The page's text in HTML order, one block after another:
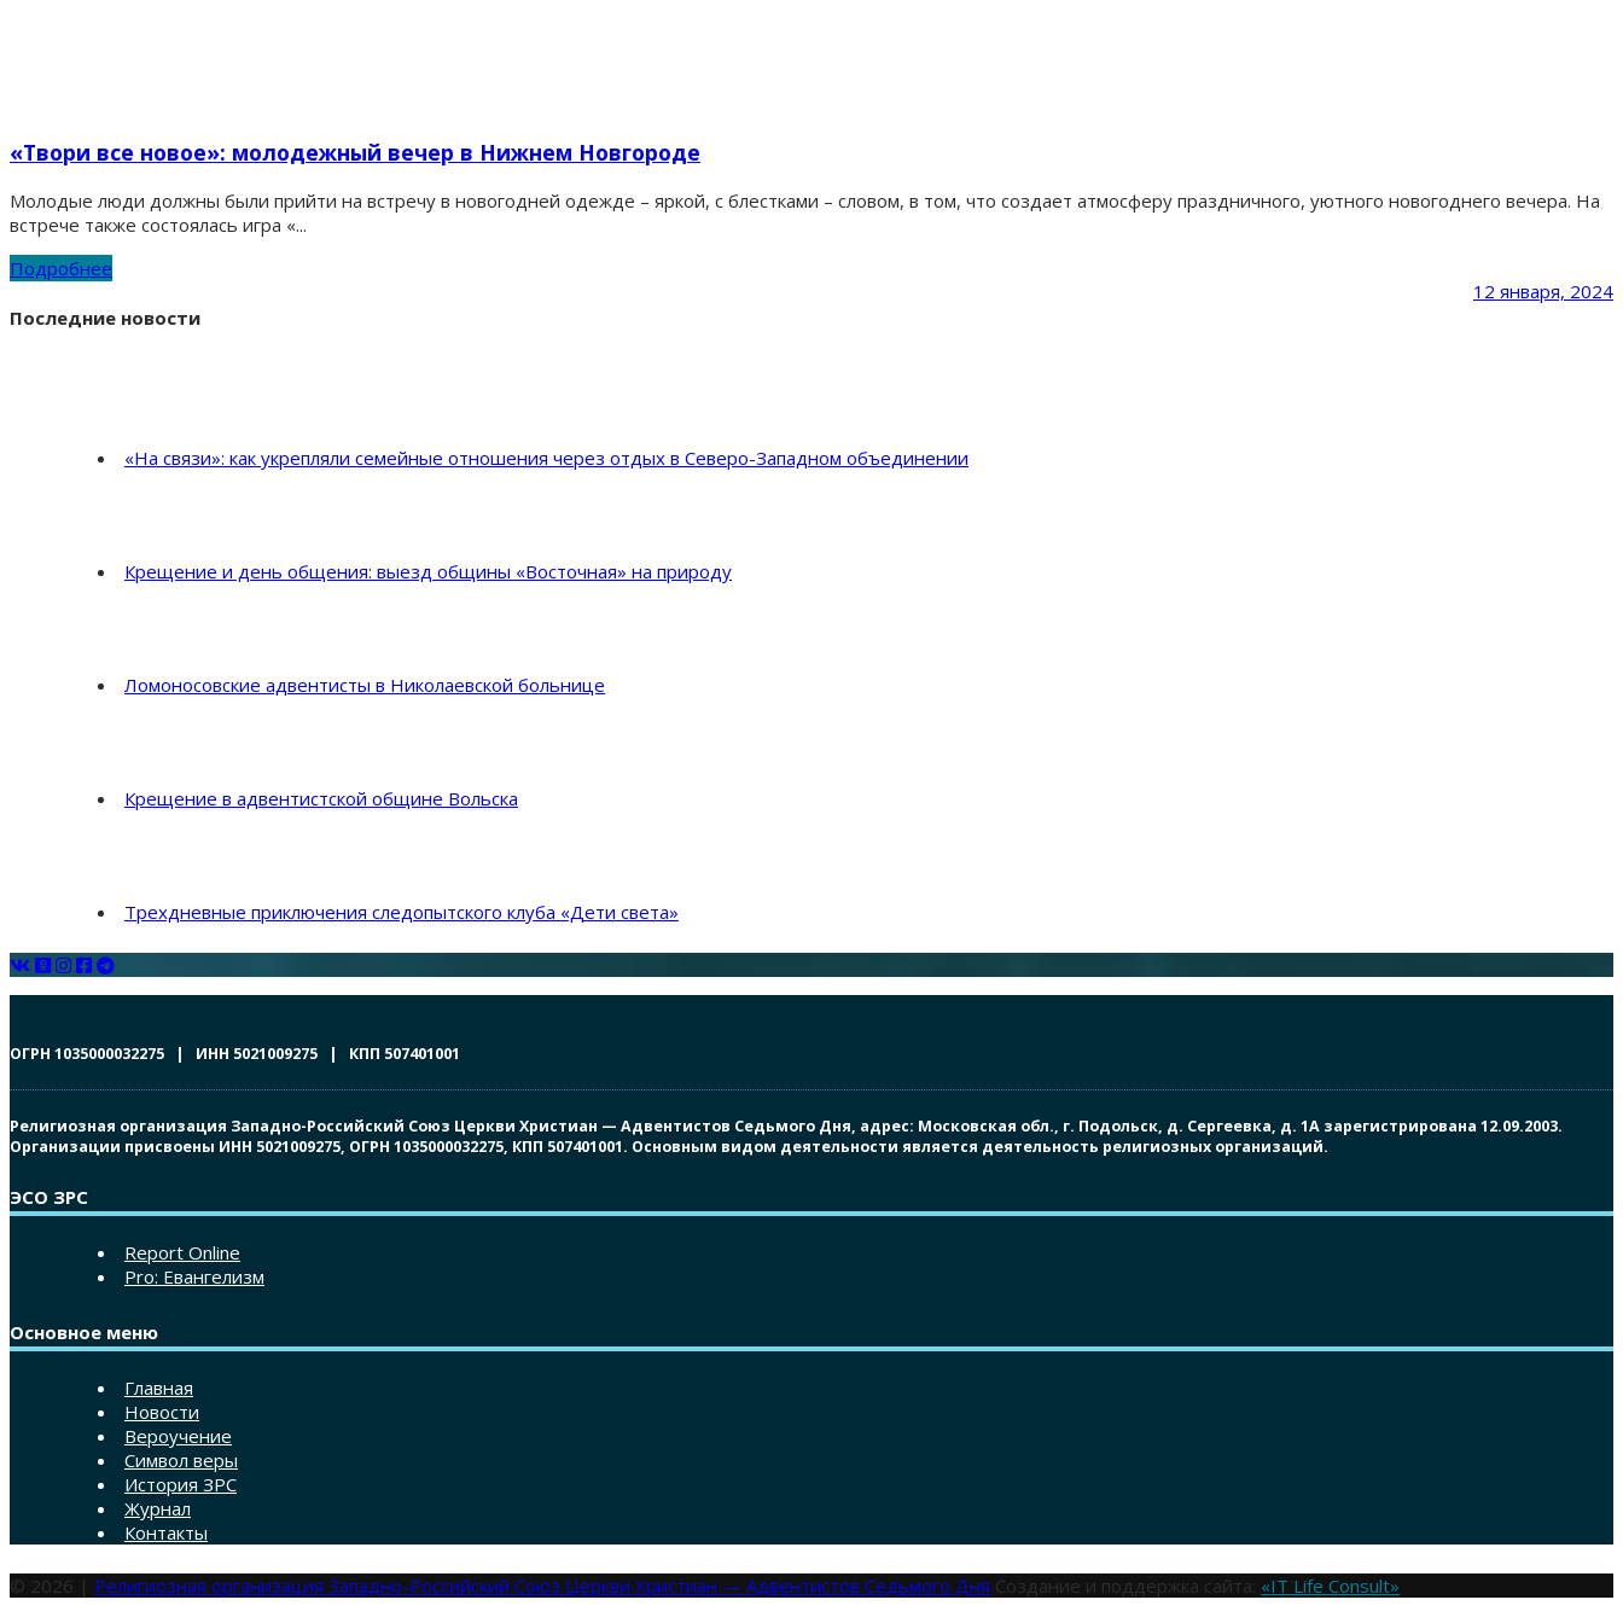
«Твори все новое»: молодежный вечер в Нижнем Новгороде
Молодые люди должны были прийти на встречу в новогодней одежде – яркой, с блестками – словом, в том, что создает атмосферу праздничного, уютного новогоднего вечера. На
встрече также состоялась игра «...
Подробнее
12 января, 2024
Последние новости
«На связи»: как укрепляли семейные отношения через отдых в Северо-Западном объединении
Крещение и день общения: выезд общины «Восточная» на природу
Ломоносовские адвентисты в Николаевской больнице
Крещение в адвентистской общине Вольска
Трехдневные приключения следопытского клуба «Дети света»
ОГРН 1035000032275 | ИНН 5021009275 | КПП 507401001
Религиозная организация Западно-Российский Союз Церкви Христиан — Адвентистов Седьмого Дня, адрес: Московская обл., г. Подольск, д. Сергеевка, д. 1А зарегистрирована 12.09.2003.
Организации присвоены ИНН 5021009275, ОГРН 1035000032275, КПП 507401001. Основным видом деятельности является деятельность религиозных организаций.
ЭСО ЗРС
Report Online
Pro: Евангелизм
Основное меню
Главная
Новости
Вероучение
Символ веры
История ЗРС
Журнал
Контакты
© 2026 | Религиозная организация Западно-Российский Союз Церкви Христиан — Адвентистов Седьмого Дня Создание и поддержка сайта: «IT Life Consult»